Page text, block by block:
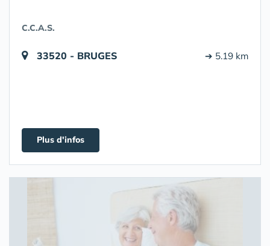
C.C.A.S.
33520 - BRUGES ➔ 5.19 km
Plus d'infos